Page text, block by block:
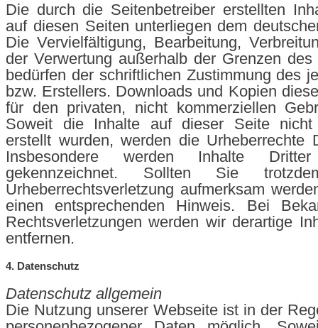
Die durch die Seitenbetreiber erstellten
auf diesen Seiten unterliegen dem
Die Vervielfältigung, Bearbeitung,
der Verwertung außerhalb der Grenzen des
bedürfen der schriftlichen Zustimmung des
bzw. Erstellers. Downloads und Kopien
für den privaten, nicht kommerziellen
Soweit die Inhalte auf dieser Seite nicht
erstellt wurden, werden die Urheberrechte
Insbesondere werden Inhalte
gekennzeichnet. Sollten Sie
Urheberrechtsverletzung aufmerksam
einen entsprechenden Hinweis. Bei
Rechtsverletzungen werden wir derartige
entfernen.
4. Datenschutz
Datenschutz allgemein
Die Nutzung unserer Webseite ist in der